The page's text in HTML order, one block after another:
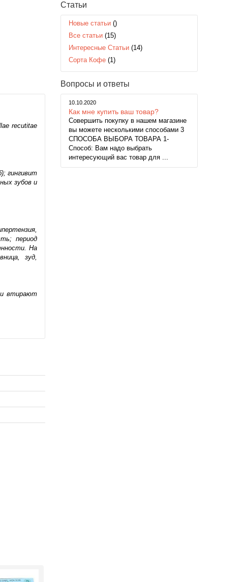
recutitae
гингивит
зубов и
период
На
зуд,
и втирают
Статьи
Новые статьи ()
Все статьи (15)
Интересные Статьи (14)
Сорта Кофе (1)
Вопросы и ответы
10.10.2020
Как мне купить ваш товар?
Совершить покупку в нашем магазине
вы можете несколькими способами 3
СПОСОБА ВЫБОРА ТОВАРА 1-
Способ: Вам надо выбрать
интересующий вас товар для ...